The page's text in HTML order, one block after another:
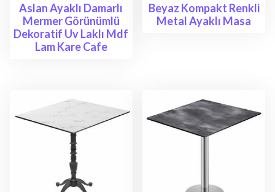
Aslan Ayaklı Damarlı
Mermer Görünümlü
Dekoratif Uv Laklı Mdf
Lam Kare Cafe
Beyaz Kompakt Renkli
Metal Ayaklı Masa